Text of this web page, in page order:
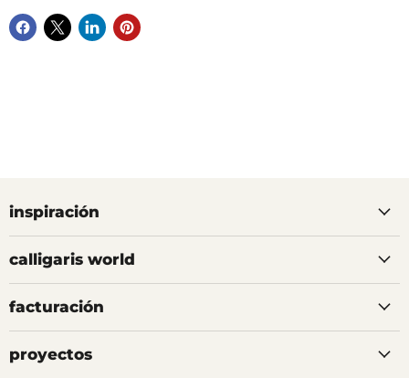
inspiración
calligaris world
facturación
proyectos